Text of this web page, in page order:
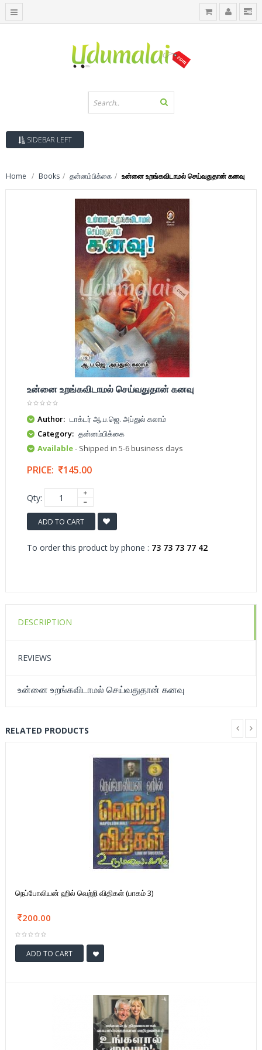
SIDEBAR LEFT
Home Books தன்னம்பிக்கை உன்னை உறங்கவிடாமல் செய்வதுதான் கனவு
உன்னை உறங்கவிடாமல் செய்வதுதான் கனவு
Author: டாக்டர் ஆ.ப.ஜெ. அப்துல் கலாம்
Category: தன்னம்பிக்கை
Available- Shipped in 5-6 business days
PRICE: 145.00
Qty:
ADD TO CART
To order this product by phone : 73 73 73 77 42
DESCRIPTION
REVIEWS
உன்னை உறங்கவிடாமல் செய்வதுதான் கனவு
RELATED PRODUCTS
நெப்போலியன் ஹில் வெற்றி விதிகள் (பாகம் 3)
200.00
ADD TO CART